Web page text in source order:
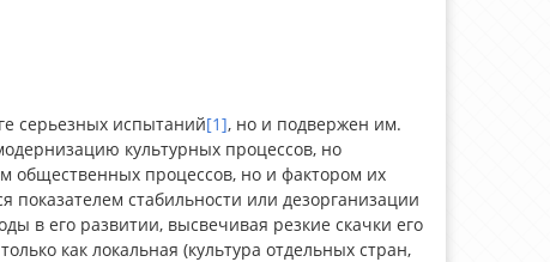
серьезных испытаний[1], но и подвержен им.
культурных процессов, но
общественных процессов, но и фактором их
стабильности или дезорганизации
в его развитии, высвечивая резкие скачки его
как локальная (культура отдельных стран,